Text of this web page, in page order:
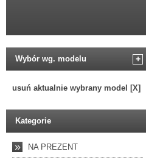
Wybór wg. modelu +
usuń aktualnie wybrany model [X]
Kategorie
» NA PREZENT